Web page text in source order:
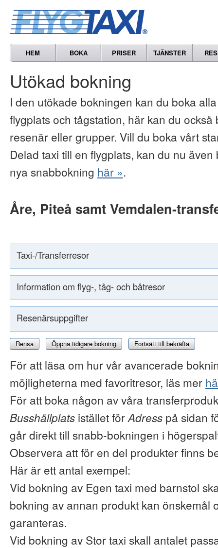
HEM BOKA PRISER TJÄNSTER
Utökad bokning
I den utökade bokningen kan du boka
flygplats och tågstation, här kan du
resenär eller grupper. Vill du boka vårt
Delad taxi till en flygplats, kan du nu
nya snabbokning här ».
Åre, Piteå samt Vemdalen-
Taxi-/Transferresor
Information om flyg-, tåg- och båtresor
Resenärsuppgifter
Rensa Öppna tidigare bokning Fortsätt till bekräfta
För att läsa om hur vår avancerade
möjligheterna med favoritresor, läs mer
För att boka någon av våra
Busshållplats istället förAdress på sidan
går direkt till snabb-bokningen i
Observera att för en del produkter finns
Här är ett antal exempel:
Vid bokning av Egen taxi med barnstol
bokning av annan produkt kan önskemål
garanteras.
Vid bokning av Stor taxi skall antalet